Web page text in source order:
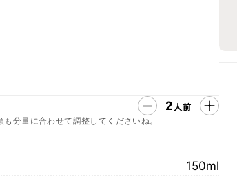
2 人前
分量に合わせて調整してくださいね。
150ml